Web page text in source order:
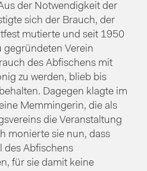
der Notwendigkeit der
sich der Brauch, der
mutierte und seit 1950
gegründeten Verein
des Abfischens mit
zu werden, blieb bis
Dagegen klagte im
Memmingerin, die als
die Veranstaltung
monierte sie nun, dass
des Abfischens
für sie damit keine